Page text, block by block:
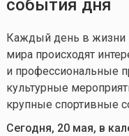
события дня
Каждый день в жизни
мира происходят
и профессиональные
культурные
крупные спортивные
Сегодня, 20 мая, в